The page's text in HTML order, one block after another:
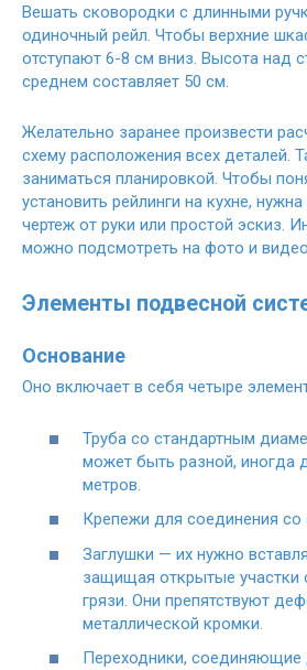
Вешать сковородки с длинными
одиночный рейл. Чтобы верхние
отступают 6-8 см вниз. Высота над
среднем составляет 50 см.
Желательно заранее произвести
схему расположения всех деталей.
заниматься планировкой. Чтобы
установить рейлинги на кухне,
чертеж от руки или простой эскиз.
можно подсмотреть на фото и
Элементы подвесной
Основание
Оно включает в себя четыре
Труба со стандартным
может быть разной, иногда
метров.
Крепежи для соединения со
Заглушки — их нужно
защищая открытые участки
грязи. Они препятствуют
металлической кромки.
Переходники, соединяющие